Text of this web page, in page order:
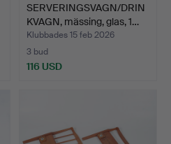
SERVERINGSVAGN/DRIN
KVAGN, mässing, glas, 1…
Klubbades 15 feb 2026
3 bud
116 USD